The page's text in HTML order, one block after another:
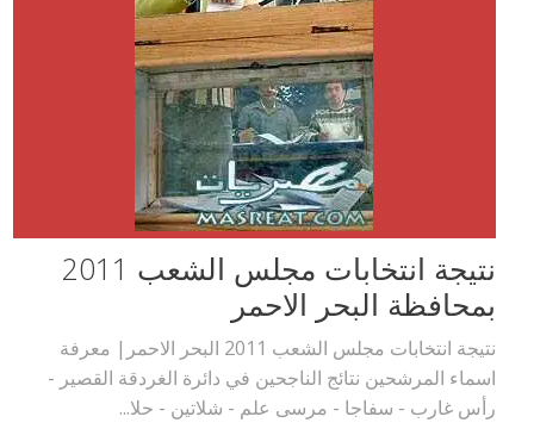
نتيجة انتخابات مجلس الشعب 2011
بمحافظة البحر الاحمر
نتيجة انتخابات مجلس الشعب 2011 البحر الاحمر| معرفة
اسماء المرشحين نتائج الناجحين في دائرة الغردقة القصير -
رأس غارب - سفاجا - مرسى علم - شلاتين - حلا...